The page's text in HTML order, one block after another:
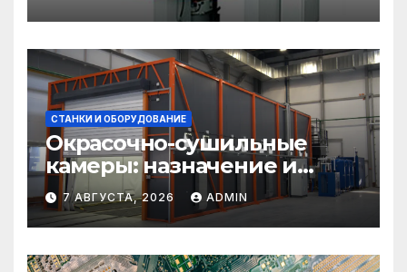
СТАНКИ И ОБОРУДОВАНИЕ
Окрасочно-сушильные
камеры: назначение и
области применения
7 АВГУСТА, 2026 ADMIN